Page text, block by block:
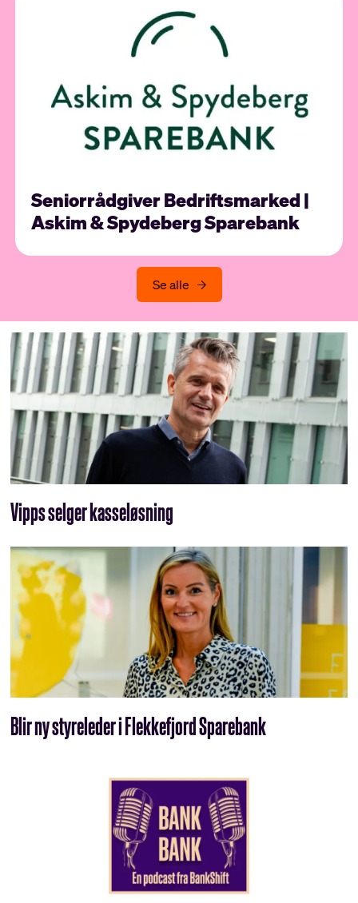
Seniorrådgiver Bedriftsmarked |
Askim & Spydeberg Sparebank
Se alle
Vipps selger kasseløsning
Blir ny styreleder i Flekkefjord Sparebank